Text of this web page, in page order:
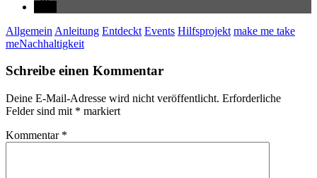
Allgemein Anleitung Entdeckt Events Hilfsprojekt make me take
meNachhaltigkeit
Schreibe einen Kommentar
Deine E-Mail-Adresse wird nicht veröffentlicht. Erforderliche
Felder sind mit * markiert
Kommentar *